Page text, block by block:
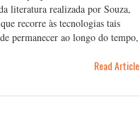
literatura realizada por Souza,
recorre às tecnologias tais
permanecer ao longo do tempo,
Read Article